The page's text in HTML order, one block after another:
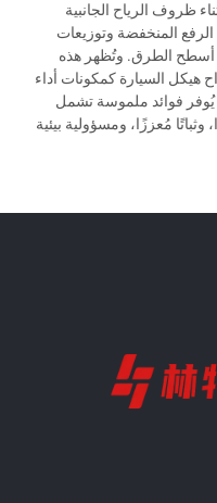
ظروف الرياح الجانبية
المنخفضة وتوزيعات
أسطح الطرق. وتُظهر هذه
هيكل السيارة كمكونات أداء
فوائد ملموسة تشمل
مُعززًا، ومسؤولية بيئية